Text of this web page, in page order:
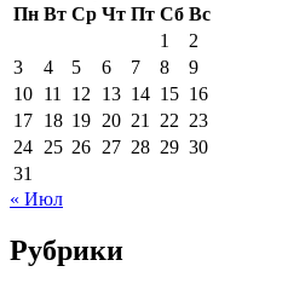
Пн Вт Ср Чт Пт Сб Вс
1
2
3
4 5 6 7 8
9
10 11 12 13 14 15 16
17 18 19 20 21 22 23
24 25 26 27 28 29 30
31
« Июл
Рубрики